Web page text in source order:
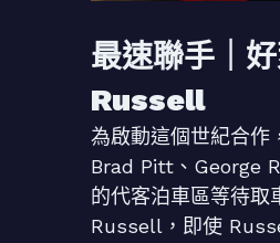
最速聯手｜
Russell
為啟動這個世紀合作
Brad Pitt、George
的代客泊車區等待取
Russell，即使